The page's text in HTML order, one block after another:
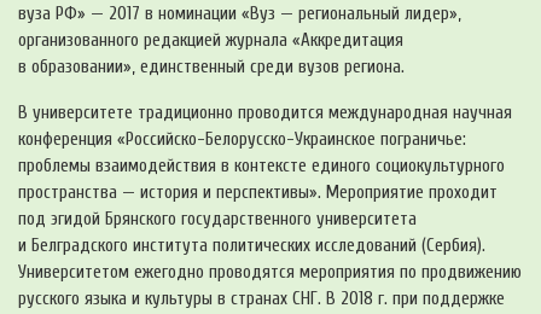
вуза РФ» — 2017 в номинации «Вуз — региональный лидер»,
организованного редакцией журнала «Аккредитация
в образовании», единственный среди вузов региона.
В университете традиционно проводится международная научная
конференция «Российско-Белорусско-Украинское пограничье:
проблемы взаимодействия в контексте единого социокультурного
пространства — история и перспективы». Мероприятие проходит
под эгидой Брянского государственного университета
и Белградского института политических исследований (Сербия).
Университетом ежегодно проводятся мероприятия по продвижению
русского языка и культуры в странах СНГ. В 2018 г. при поддержке